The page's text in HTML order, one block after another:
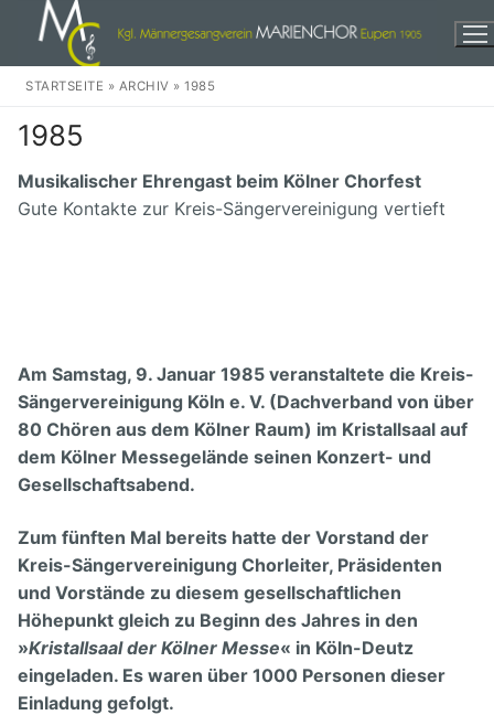
Inhalt
springen
Unser Chor
Unser Dirigent
Unsere Musikkomission
Archiv
Weihnachten
In der Stadt
Eine dankbare Aufgabe
Audio
Discographie
Kontakte
Freunde
Links
Impressum
STARTSEITE » ARCHIV »1985
1985
Musikalischer Ehrengast beim Kölner Chorfest
Gute Kontakte zur Kreis-Sängervereinigung vertieft
Am Samstag, 9. Januar 1985 veranstaltete die Kreis-
Sängervereinigung Köln e. V. (Dachverband von über
80 Chören aus dem Kölner Raum) im Kristallsaal auf
dem Kölner Messegelände seinen Konzert- und
Gesellschaftsabend.
Zum fünften Mal bereits hatte der Vorstand der
Kreis-Sängervereinigung Chorleiter, Präsidenten
und Vorstände zu diesem gesellschaftlichen
Höhepunkt gleich zu Beginn des Jahres in den
»Kristallsaal der Kölner Messe« in Köln-Deutz
eingeladen. Es waren über 1000 Personen dieser
Einladung gefolgt.